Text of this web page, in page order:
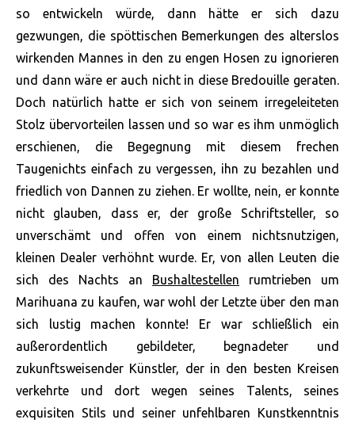
so entwickeln würde, dann hätte er sich dazu
gezwungen, die spöttischen Bemerkungen des alterslos
wirkenden Mannes in den zu engen Hosen zu ignorieren
und dann wäre er auch nicht in diese Bredouille geraten.
Doch natürlich hatte er sich von seinem irregeleiteten
Stolz übervorteilen lassen und so war es ihm unmöglich
erschienen, die Begegnung mit diesem frechen
Taugenichts einfach zu vergessen, ihn zu bezahlen und
friedlich von Dannen zu ziehen. Er wollte, nein, er konnte
nicht glauben, dass er, der große Schriftsteller, so
unverschämt und offen von einem nichtsnutzigen,
kleinen Dealer verhöhnt wurde. Er, von allen Leuten die
sich des Nachts an Bushaltestellen rumtrieben um
Marihuana zu kaufen, war wohl der Letzte über den man
sich lustig machen konnte! Er war schließlich ein
außerordentlich gebildeter, begnadeter und
zukunftsweisender Künstler, der in den besten Kreisen
verkehrte und dort wegen seines Talents, seines
exquisiten Stils und seiner unfehlbaren Kunstkenntnis